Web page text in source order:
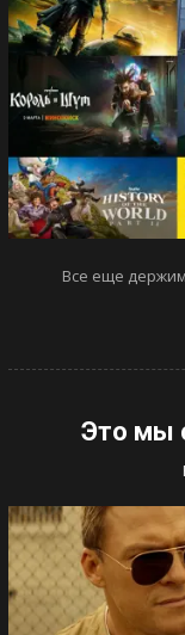
Все еще
Это мы